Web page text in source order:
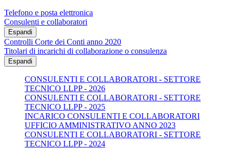
Telefono e posta elettronica
Consulenti e collaboratori
Espandi
Controlli Corte dei Conti anno 2020
Titolari di incarichi di collaborazione o consulenza
Espandi
CONSULENTI E COLLABORATORI - SETTORE
TECNICO LLPP - 2026
CONSULENTI E COLLABORATORI - SETTORE
TECNICO LLPP - 2025
INCARICO CONSULENTI E COLLABORATORI
UFFICIO AMMINISTRATIVO ANNO 2023
CONSULENTI E COLLABORATORI - SETTORE
TECNICO LLPP - 2024